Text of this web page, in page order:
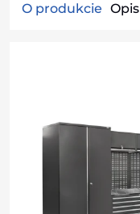
O produkcie Opis